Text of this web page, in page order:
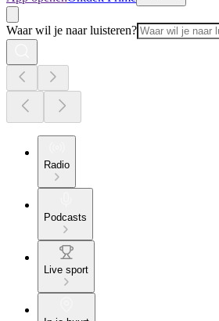
Waar wil je naar luisteren?
Radio
Podcasts
Live sport